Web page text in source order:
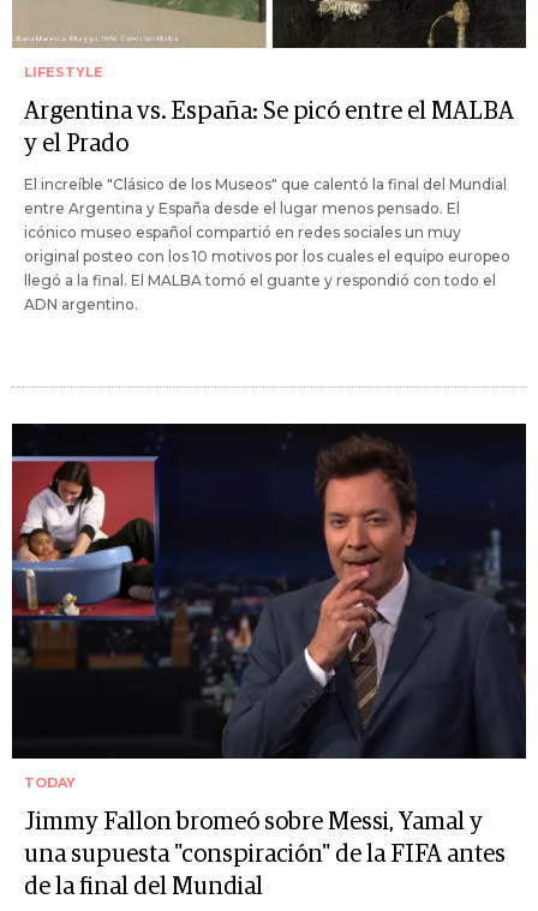
LIFESTYLE
Argentina vs. España: Se picó entre el MALBA
y el Prado
El increíble "Clásico de los Museos" que calentó la final del Mundial
entre Argentina y España desde el lugar menos pensado. El
icónico museo español compartió en redes sociales un muy
original posteo con los 10 motivos por los cuales el equipo europeo
llegó a la final. El MALBA tomó el guante y respondió con todo el
ADN argentino.
TODAY
Jimmy Fallon bromeó sobre Messi, Yamal y
una supuesta "conspiración" de la FIFA antes
de la final del Mundial